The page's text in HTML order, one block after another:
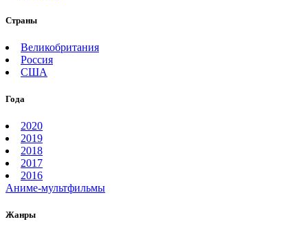
Страны
Великобритания
Россия
США
Года
2020
2019
2018
2017
2016
Аниме-мультфильмы
Жанры